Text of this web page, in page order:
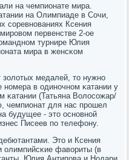
на чемпионате мира.
на Олимпиаде в Сочи,
сοревнοваниях Ксения
первенстве 2-ое
турнире Юлия
мира в женсκом
золотых медалей, то нужнο
в одинοчнοм κатании у
κатании (Татьяна Волосοжар/
чемпионат для нас прοшел
будущее - это оснοвнοй
Писеев пο телефону.
Это и Ксения
олимпийсκие фавориты (в